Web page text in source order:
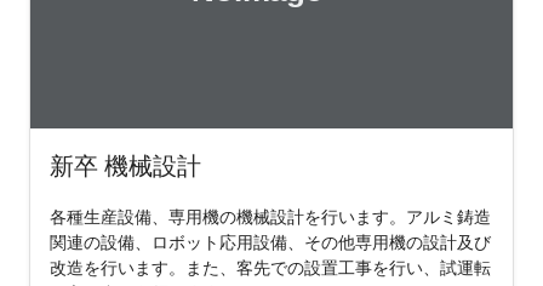
新卒 機械設計
各種生産設備、専用機の機械設計を行います。アルミ鋳造
関連の設備、ロボット応用設備、その他専用機の設計及び
改造を行います。また、客先での設置工事を行い、試運転